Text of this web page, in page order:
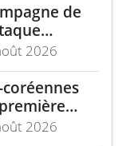
de
russe à
2026
coréennes
au
2026